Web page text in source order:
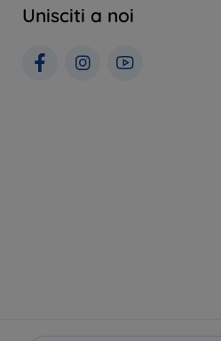
Unisciti a noi